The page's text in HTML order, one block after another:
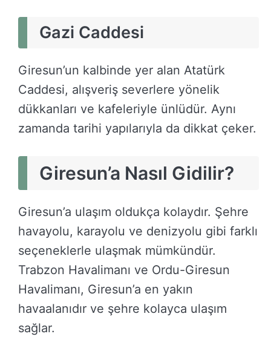
Gazi Caddesi
Giresun’un kalbinde yer alan Atatürk
Caddesi, alışveriş severlere yönelik
dükkanları ve kafeleriyle ünlüdür. Aynı
zamanda tarihi yapılarıyla da dikkat çeker.
Giresun’a Nasıl Gidilir?
Giresun’a ulaşım oldukça kolaydır. Şehre
havayolu, karayolu ve denizyolu gibi farklı
seçeneklerle ulaşmak mümkündür.
Trabzon Havalimanı ve Ordu-Giresun
Havalimanı, Giresun’a en yakın
havaalanıdır ve şehre kolayca ulaşım
sağlar.